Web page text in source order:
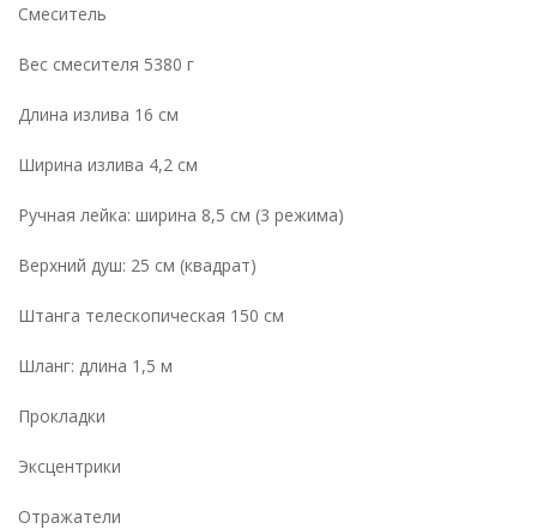
Смеситель
Вес смесителя 5380 г
Длина излива 16 см
Ширина излива 4,2 см
Ручная лейка: ширина 8,5 см (3 режима)
Верхний душ: 25 см (квадрат)
Штанга телескопическая 150 см
Шланг: длина 1,5 м
Прокладки
Эксцентрики
Отражатели